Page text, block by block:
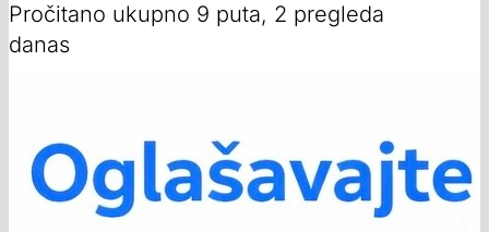
Pročitano ukupno 9 puta, 2 pregleda
danas